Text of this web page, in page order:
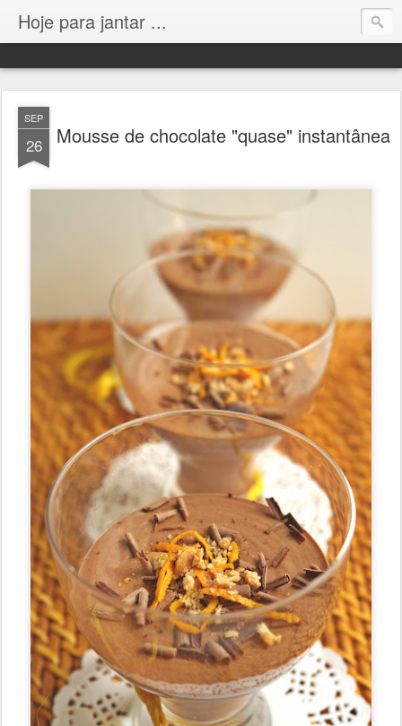
Hoje para jantar ...
SEP
26 Mousse de chocolate "quase" instantânea